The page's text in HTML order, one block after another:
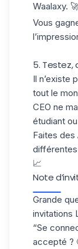
Waalaxy.
Vous
5. Testez,
Il n’existe
tout le
CEO ne
étudiant
Faites des
📈
Note
Grande
invitations
“Se
accepté ?